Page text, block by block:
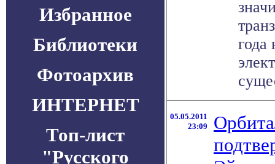
Избранное
Библиотеки
Фотоархив
ИНТЕРНЕТ
Топ-лист
"Русского
года
05.05.2011
23:09